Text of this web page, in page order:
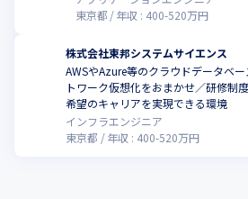
東京都
年収 : 400-520万円
株式会社東邦システムサイエンス
AWSやAzure等のクラウドデータベ
トワーク仮想化をおまかせ／研修制
希望のキャリアを実現できる環境
インフラエンジニア
東京都
年収 : 400-520万円